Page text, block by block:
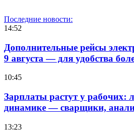
Последние новости:
14:52
Дополнительные рейсы
9 августа — для удобства
10:45
Зарплаты растут у рабочих:
динамике — сварщики,
13:23